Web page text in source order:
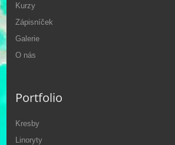
Kurzy
Zápisníček
Galerie
O nás
Portfolio
Kresby
Linoryty